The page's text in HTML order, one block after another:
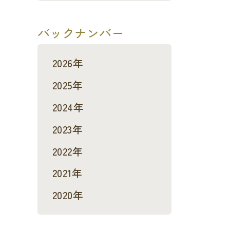
バックナンバー
2026年
2025年
2024年
2023年
2022年
2021年
2020年